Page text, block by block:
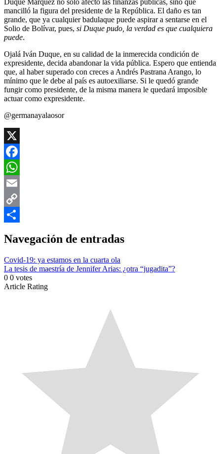
mancilló la figura del presidente de la República. El daño es tan
grande, que ya cualquier badulaque puede aspirar a sentarse en el
Solio de Bolívar, pues, si Duque pudo, la verdad es que cualquiera
puede.
Ojalá Iván Duque, en su calidad de la inmerecida condición de
expresidente, decida abandonar la vida pública. Espero que entienda
que, al haber superado con creces a Andrés Pastrana Arango, lo
mínimo que le debe al país es autoexiliarse. Si le quedó grande
fungir como presidente, de la misma manera le quedará imposible
actuar como expresidente.
@germanayalaosor
X
Facebook
WhatsApp
Email
Copy
Navegación de entradas
Covid-19: ya estamos en la cuarta ola
La tesis de maestría de Jennifer Arias: ¿otra “jugadita”?
0 0 votes
Article Rating